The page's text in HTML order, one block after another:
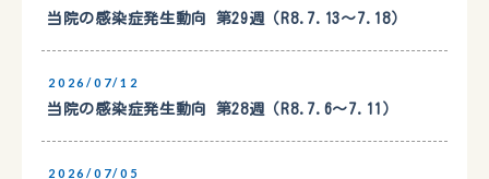
当院の感染症発生動向 第29週（R8.7.13〜7.18）
2026/07/12
当院の感染症発生動向 第28週（R8.7.6〜7.11）
2026/07/05